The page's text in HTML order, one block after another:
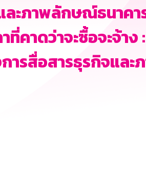
ละภาพลักษณ์ธนาคา
ที่คาดว่าจะซื้อจะจ้าง :
ารสื่อสารธุรกิจและ